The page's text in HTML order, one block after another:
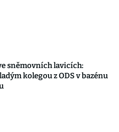
sněmovních lavicích:
kolegou z ODS v bazénu